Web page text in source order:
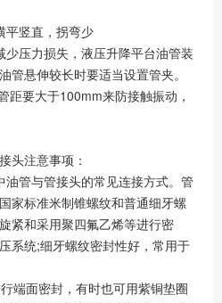
平竖直，拐弯少
压力损失，液压升降平台油管装
管悬伸较长时要适当设置管夹。
距要大于100mm来防接触振动，
头注意事项：
管与管接头的常见连接方式。管
家标准米制锥螺纹和普通细牙螺
紧和采用聚四氟乙烯等进行密
系统;细牙螺纹密封性好，常用于
端面密封，有时也可用紫铜垫圈